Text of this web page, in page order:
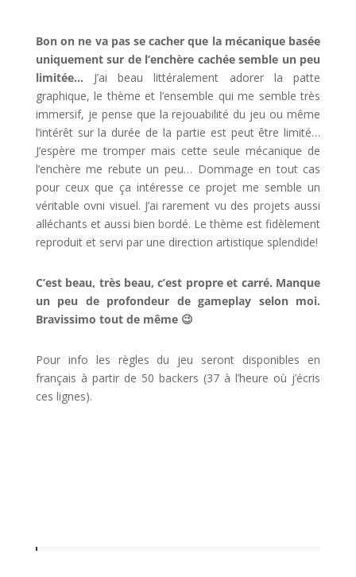
Bon on ne va pas se cacher que la mécanique basée
uniquement sur de l’enchère cachée semble un peu
limitée… J’ai beau littéralement adorer la patte
graphique, le thème et l’ensemble qui me semble très
immersif, je pense que la rejouabilité du jeu ou même
l’intérêt sur la durée de la partie est peut être limité…
J’espère me tromper mais cette seule mécanique de
l’enchère me rebute un peu… Dommage en tout cas
pour ceux que ça intéresse ce projet me semble un
véritable ovni visuel. J’ai rarement vu des projets aussi
alléchants et aussi bien bordé. Le thème est fidèlement
reproduit et servi par une direction artistique splendide!
C’est beau, très beau, c’est propre et carré. Manque
un peu de profondeur de gameplay selon moi.
Bravissimo tout de même 😉
Pour info les règles du jeu seront disponibles en
français à partir de 50 backers (37 à l’heure où j’écris
ces lignes).